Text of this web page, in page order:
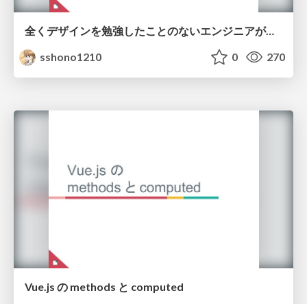
全くデザインを勉強したことのないエンジニアが「なるほどデザイン」を読んで少しだけ勉強した話
sshono1210
0 270
Vue.js の methods と computed